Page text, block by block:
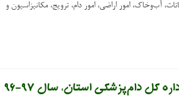
آب‌وخاک، امور اراضی، امور دام، ترویج، مکانیزاسیون و
کل دام‌پزشکی استان، سال ۹۷-۹۶